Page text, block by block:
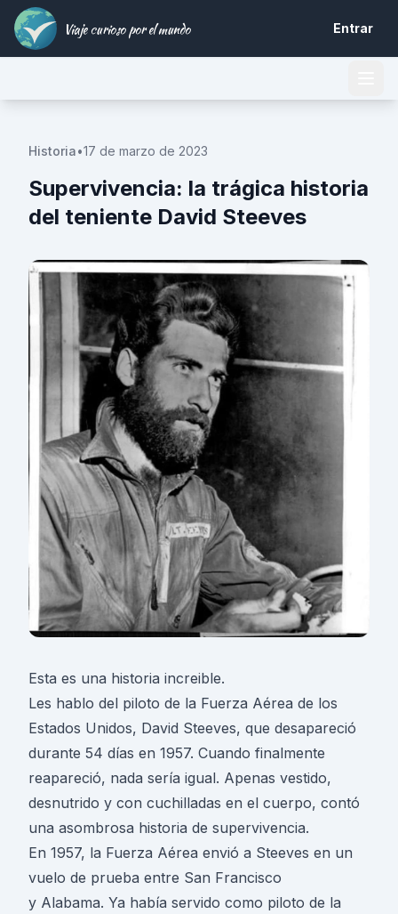
Viaje curioso por el mundo Entrar
Historia•17 de marzo de 2023
Supervivencia: la trágica historia
del teniente David Steeves
Esta es una historia increible.
Les hablo del piloto de la Fuerza Aérea de los
Estados Unidos, David Steeves, que desapareció
durante 54 días en 1957. Cuando finalmente
reapareció, nada sería igual. Apenas vestido,
desnutrido y con cuchilladas en el cuerpo, contó
una asombrosa historia de supervivencia.
En 1957, la Fuerza Aérea envió a Steeves en un
vuelo de prueba entre San Francisco
y Alabama. Ya había servido como piloto de la